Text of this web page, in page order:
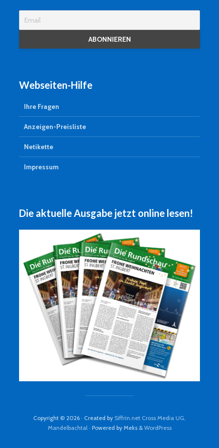
Webseiten-Hilfe
Ihre Fragen
Anzeigen-Preisliste
Netikette
Impressum
Die aktuelle Ausgabe jetzt online lesen!
Copyright © 2026 · Created by Siffrin.net Cross Media UG,
Mandelbachtal· Powered by Meks & WordPress